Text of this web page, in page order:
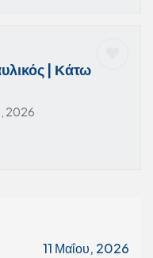
| Κάτω
2026
11 Μαΐου, 2026